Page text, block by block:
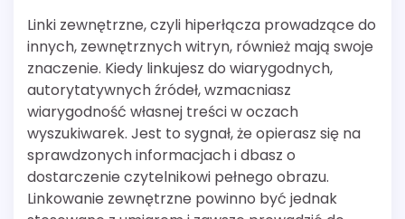
Linki zewnętrzne, czyli hiperłącza prowadzące do
innych, zewnętrznych witryn, również mają swoje
znaczenie. Kiedy linkujesz do wiarygodnych,
autorytatywnych źródeł, wzmacniasz
wiarygodność własnej treści w oczach
wyszukiwarek. Jest to sygnał, że opierasz się na
sprawdzonych informacjach i dbasz o
dostarczenie czytelnikowi pełnego obrazu.
Linkowanie zewnętrzne powinno być jednak